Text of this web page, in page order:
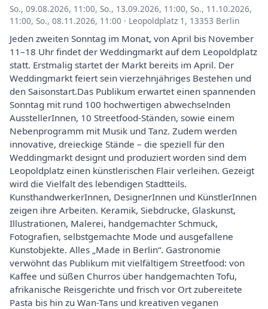
So., 09.08.2026, 11:00, So., 13.09.2026, 11:00, So., 11.10.2026,
11:00, So., 08.11.2026, 11:00 · Leopoldplatz 1, 13353 Berlin
Jeden zweiten Sonntag im Monat, von April bis November
11–18 Uhr findet der Weddingmarkt auf dem Leopoldplatz
statt. Erstmalig startet der Markt bereits im April. Der
Weddingmarkt feiert sein vierzehnjähriges Bestehen und
den Saisonstart.Das Publikum erwartet einen spannenden
Sonntag mit rund 100 hochwertigen abwechselnden
AusstellerInnen, 10 Streetfood-Ständen, sowie einem
Nebenprogramm mit Musik und Tanz. Zudem werden
innovative, dreieckige Stände – die speziell für den
Weddingmarkt designt und produziert worden sind dem
Leopoldplatz einen künstlerischen Flair verleihen. Gezeigt
wird die Vielfalt des lebendigen Stadtteils.
KunsthandwerkerInnen, DesignerInnen und KünstlerInnen
zeigen ihre Arbeiten. Keramik, Siebdrucke, Glaskunst,
Illustrationen, Malerei, handgemachter Schmuck,
Fotografien, selbstgemachte Mode und ausgefallene
Kunstobjekte. Alles „Made in Berlin“. Gastronomie
verwöhnt das Publikum mit vielfältigem Streetfood: von
Kaffee und süßen Churros über handgemachten Tofu,
afrikanische Reisgerichte und frisch vor Ort zubereitete
Pasta bis hin zu Wan-Tans und kreativen veganen